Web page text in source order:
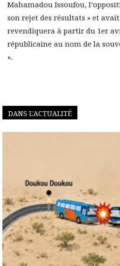
Mahamadou Issoufou,
son rejet des résultats » et
revendiquera à partir du 1er
républicaine au nom de la
».
DANS L'ACTUALITÉ